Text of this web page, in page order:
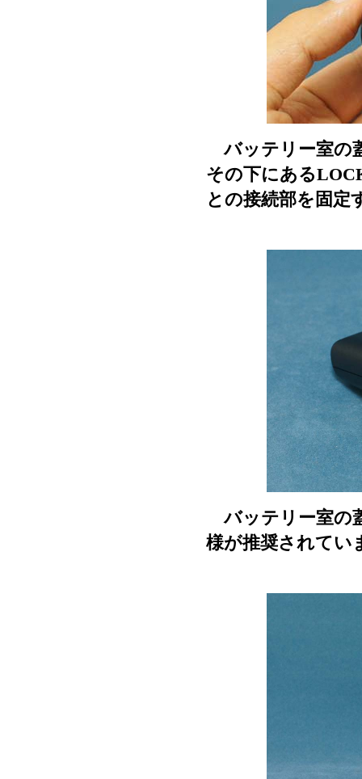
バッテリー室の
その下にある
との接続部を固定
バッテリー室の
様が推奨されてい